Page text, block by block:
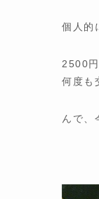
個人的
2500
何度も
んで、